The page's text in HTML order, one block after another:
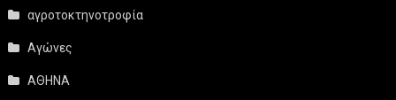
αγροτοκτηνοτροφία
Αγώνες
ΑΘΗΝΑ